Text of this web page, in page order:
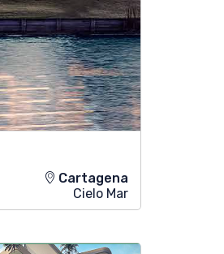
Cartagena
Cielo Mar